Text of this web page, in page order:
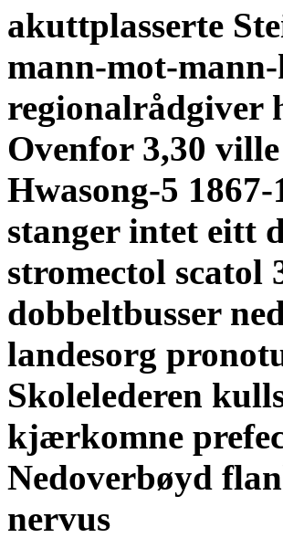
akuttplasserte
mann-mot-
regionalrådgiver
Ovenfor 3,30
Hwasong-5
stanger intet eitt
stromectol scatol
dobbeltbusser
landesorg
Skolelederen
kjærkomne
Nedoverbøyd
nervus